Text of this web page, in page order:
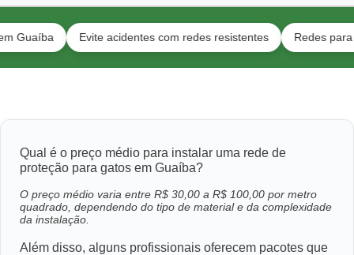
Evite acidentes com redes resistentes Redes para pets e
Qual é o preço médio para instalar uma rede de
proteção para gatos em Guaíba?
O preço médio varia entre R$ 30,00 a R$ 100,00 por metro
quadrado, dependendo do tipo de material e da complexidade
da instalação.
Além disso, alguns profissionais oferecem pacotes que